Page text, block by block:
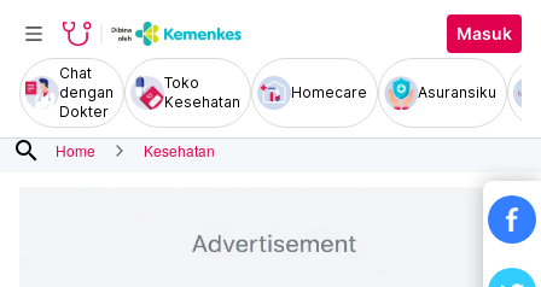
Masuk
Chat
dengan
Dokter
Toko
Kesehatan
Homecare Asuransiku
search Home Kesehatan